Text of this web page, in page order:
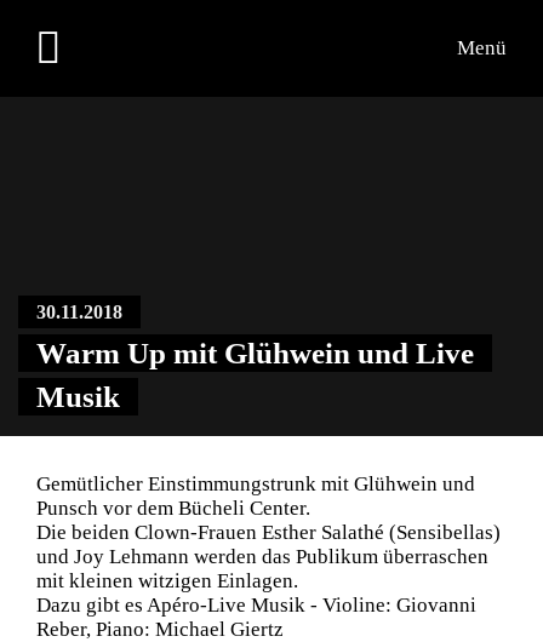
Kontakt
Menü
30.11.2018
Warm Up mit Glühwein und Live
Musik
Gemütlicher Einstimmungstrunk mit Glühwein und
Punsch vor dem Bücheli Center.
Die beiden Clown-Frauen Esther Salathé (Sensibellas)
und Joy Lehmann werden das Publikum überraschen
mit kleinen witzigen Einlagen.
Dazu gibt es Apéro-Live Musik - Violine: Giovanni
Reber, Piano: Michael Giertz